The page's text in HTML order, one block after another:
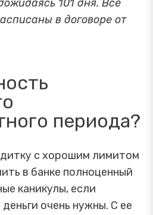
101 дня. Все
в договоре от
периода?
с хорошим лимитом
в банке полноценный
каникулы, если
очень нужны. С ее